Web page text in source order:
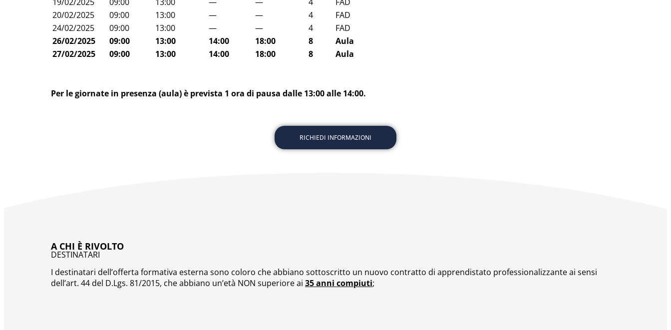
20/02/2025
09:00 13:00 — — 4
FAD
24/02/2025
09:00 13:00 — — 4
FAD
26/02/2025
09:00 13:00 14:00 18:00 8
Aula
27/02/2025
09:00 13:00 14:00 18:00 8 Aula
Per le giornate in presenza (aula) è prevista 1 ora di pausa dalle 13:00 alle 14:00.
RICHIEDI INFORMAZIONI
A CHI È RIVOLTO
DESTINATARI
I destinatari dell’offerta formativa esterna sono coloro che abbiano sottoscritto un nuovo contratto di apprendistato professionalizzante ai sensi
dell’art. 44 del D.Lgs. 81/2015, che abbiano un’età NON superiore ai 35 anni compiuti;